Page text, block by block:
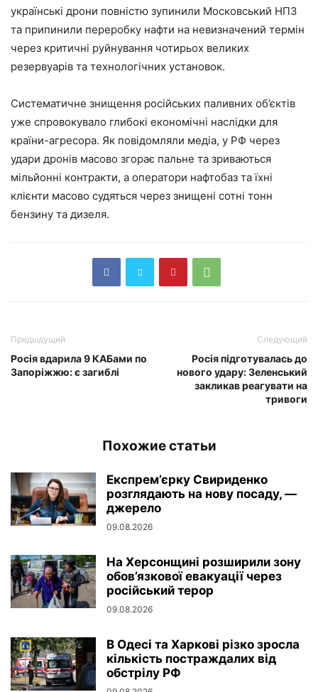
українські дрони повністю зупинили Московський НПЗ
та припинили переробку нафти на невизначений термін
через критичні руйнування чотирьох великих
резервуарів та технологічних установок.
Систематичне знищення російських паливних об’єктів
уже спровокувало глибокі економічні наслідки для
країни-агресора. Як повідомляли медіа, у РФ через
удари дронів масово згорає пальне та зриваються
мільйонні контракти, а оператори нафтобаз та їхні
клієнти масово судяться через знищені сотні тонн
бензину та дизеля.
Предыдущий
Росія вдарила 9 КАБами по
Запоріжжю: є загиблі
Следующий
Росія підготувалась до
нового удару: Зеленський
закликав реагувати на
тривоги
Похожие статьи
Експрем’єрку Свириденко
розглядають на нову посаду, —
джерело
09.08.2026
На Херсонщині розширили зону
обов’язкової евакуації через
російський терор
09.08.2026
В Одесі та Харкові різко зросла
кількість постраждалих від
обстрілу РФ